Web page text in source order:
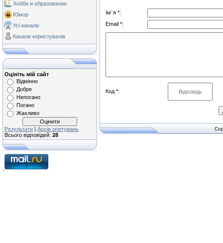
Хобби и образование
Юмор
Усі канали
Канали користувачів
Оцініть мій сайт
Відмінно
Добре
Непогано
Погано
Жахливо
Результати | Архів опитувань
Всього відповідей: 28
Ім`я *:
Email *:
Код *: